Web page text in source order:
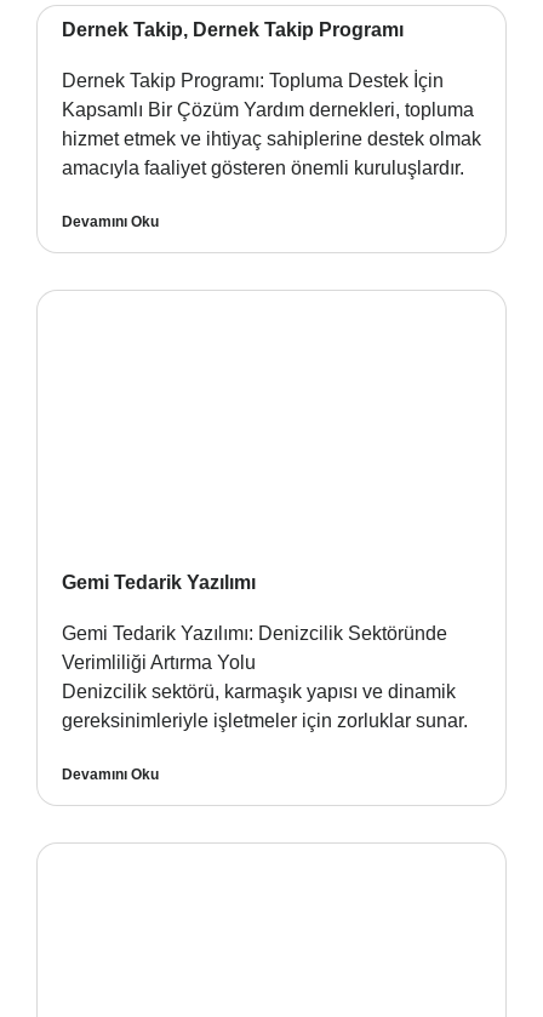
Dernek Takip, Dernek Takip Programı
Dernek Takip Programı: Topluma Destek İçin
Kapsamlı Bir Çözüm Yardım dernekleri, topluma
hizmet etmek ve ihtiyaç sahiplerine destek olmak
amacıyla faaliyet gösteren önemli kuruluşlardır.
Devamını Oku
Gemi Tedarik Yazılımı
Gemi Tedarik Yazılımı: Denizcilik Sektöründe
Verimliliği Artırma Yolu
Denizcilik sektörü, karmaşık yapısı ve dinamik
gereksinimleriyle işletmeler için zorluklar sunar.
Devamını Oku